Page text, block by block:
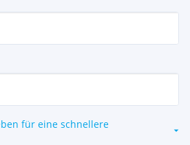
für eine schnellere